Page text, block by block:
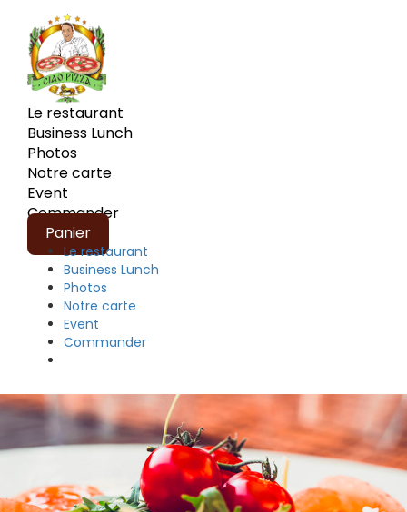
Le restaurant
Business Lunch
Photos
Notre carte
Event
Commander
Panier
Le restaurant
Business Lunch
Photos
Notre carte
Event
Commander